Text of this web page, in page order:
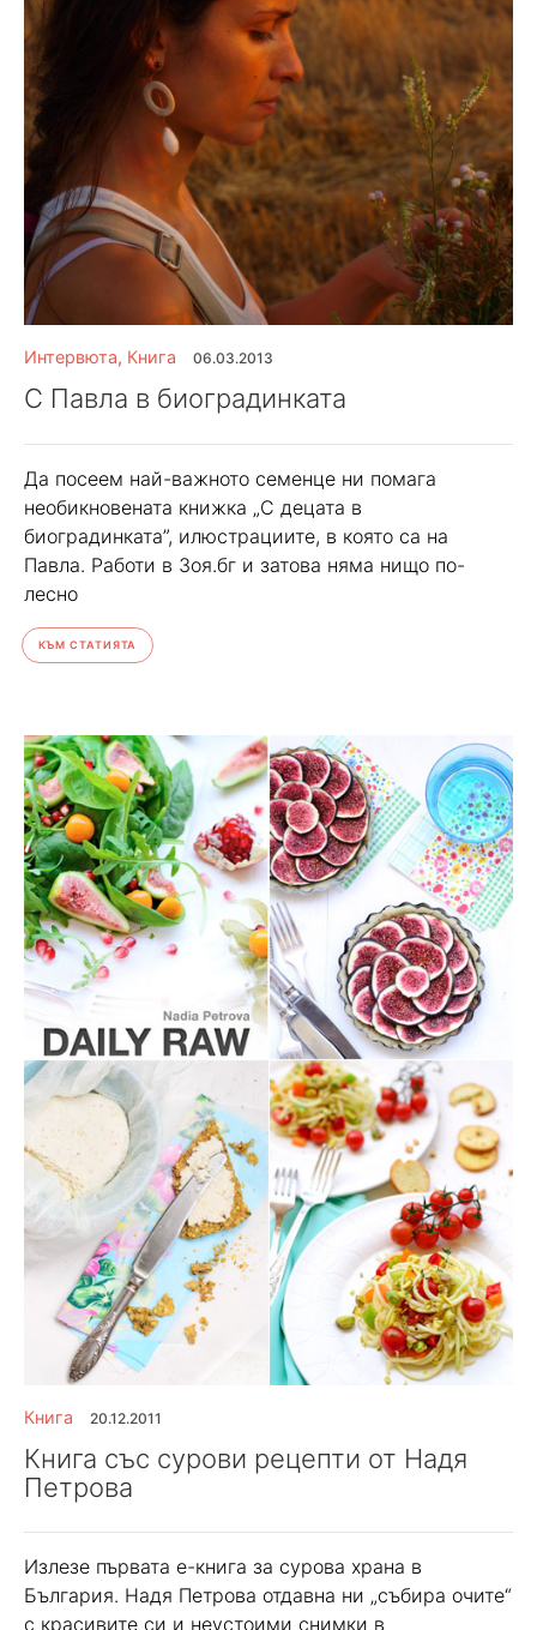
Интервюта, Книга 06.03.2013
С Павла в биоградинката
Да посеем най-важното семенце ни помага
необикновената книжка „С децата в
биоградинката”, илюстрациите, в която са на
Павла. Работи в Зоя.бг и затова няма нищо по-
лесно
КЪМ СТАТИЯТА
Книга 20.12.2011
Книга със сурови рецепти от Надя
Петрова
Излезе първата е-книга за сурова храна в
България. Надя Петрова отдавна ни „събира очите“
с красивите си и неустоими снимки в